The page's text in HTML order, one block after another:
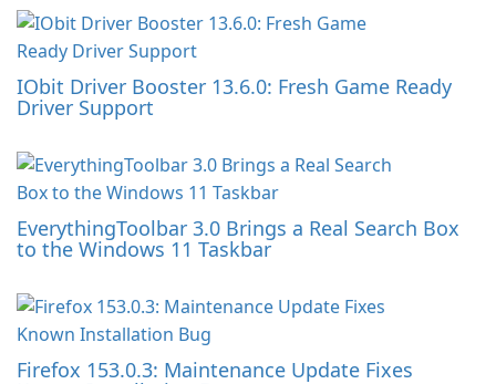
IObit Driver Booster 13.6.0: Fresh Game Ready
Driver Support
EverythingToolbar 3.0 Brings a Real Search Box
to the Windows 11 Taskbar
Firefox 153.0.3: Maintenance Update Fixes